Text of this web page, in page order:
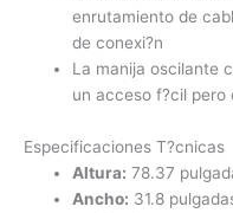
enrutamiento de
de conexi?n
La manija oscilante
un acceso f?cil pero
Especificaciones T?cnicas
Altura: 78.37
Ancho: 31.8